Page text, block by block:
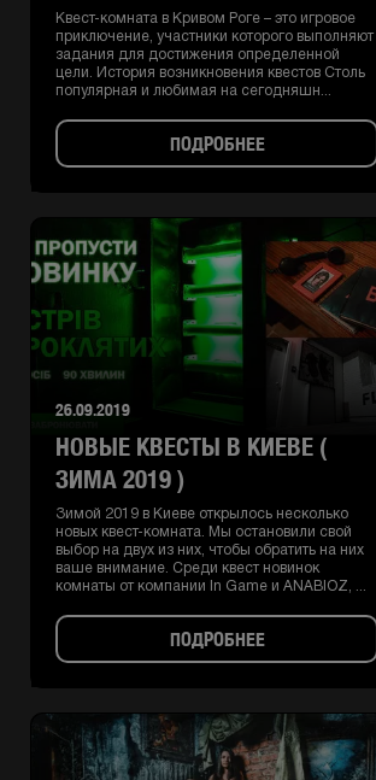
Квест-комната в Кривом Роге – это игровое
приключение, участники которого выполняют
задания для достижения определенной
цели. История возникновения квестов Столь
популярная и любимая на сегодняшн...
ПОДРОБНЕЕ
НОВЫЕ КВЕСТЫ В КИЕВЕ (
ЗИМА 2019 )
Зимой 2019 в Киеве открылось несколько
новых квест-комната. Мы остановили свой
выбор на двух из них, чтобы обратить на них
ваше внимание. Среди квест новинок
комнаты от компании In Game и ANABIOZ, ...
26.09.2019
ПОДРОБНЕЕ